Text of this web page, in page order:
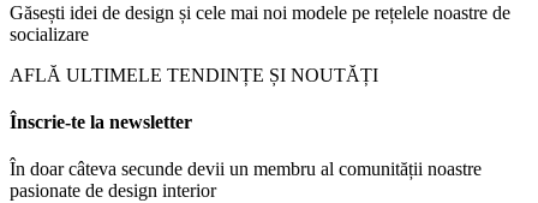
Găsești idei de design și cele mai noi modele pe rețelele noastre de
socializare
AFLĂ ULTIMELE TENDINȚE ȘI NOUTĂȚI
Înscrie-te la newsletter
În doar câteva secunde devii un membru al comunității noastre
pasionate de design interior